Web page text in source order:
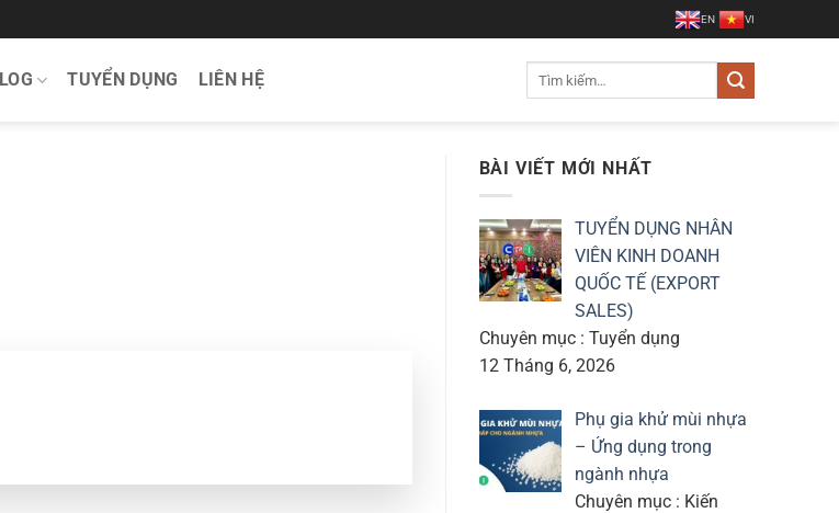
EN VI
TUYỂN DỤNG LIÊN HỆ
BÀI VIẾT MỚI NHẤT
TUYỂN DỤNG NHÂN
VIÊN KINH DOANH
QUỐC TẾ (EXPORT
SALES)
Chuyên mục : Tuyển dụng
12 Tháng 6, 2026
Phụ gia khử mùi nhựa
– Ứng dụng trong
ngành nhựa
Chuyên mục : Kiến